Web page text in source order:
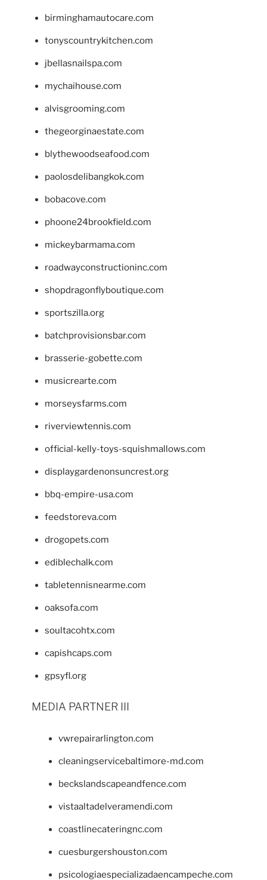
birminghamautocare.com
tonyscountrykitchen.com
jbellasnailspa.com
mychaihouse.com
alvisgrooming.com
thegeorginaestate.com
blythewoodseafood.com
paolosdelibangkok.com
bobacove.com
phoone24brookfield.com
mickeybarmama.com
roadwayconstructioninc.com
shopdragonflyboutique.com
sportszilla.org
batchprovisionsbar.com
brasserie-gobette.com
musicrearte.com
morseysfarms.com
riverviewtennis.com
official-kelly-toys-squishmallows.com
displaygardenonsuncrest.org
bbq-empire-usa.com
feedstoreva.com
drogopets.com
ediblechalk.com
tabletennisnearme.com
oaksofa.com
soultacohtx.com
capishcaps.com
gpsyfl.org
MEDIA PARTNER III
vwrepairarlington.com
cleaningservicebaltimore-md.com
beckslandscapeandfence.com
vistaaltadelveramendi.com
coastlinecateringnc.com
cuesburgershouston.com
psicologiaespecializadaencampeche.com